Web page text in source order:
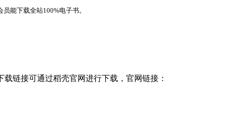
能下载全站100%电子书。
链接可通过稻壳官网进行下载，官网链接：